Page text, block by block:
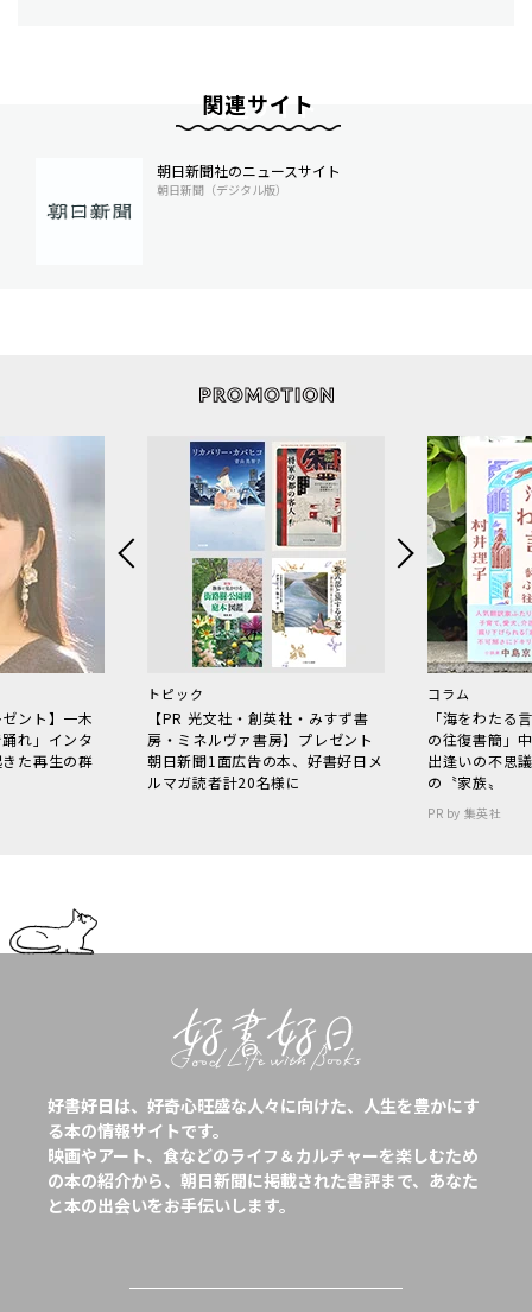
関連サイト
朝日新聞社のニュースサイト
朝日新聞（デジタル版）
ント】一木
れ」インタ
た再生の群
トピック
【PR 光文社・創英社・みすず書
房・ミネルヴァ書房】プレゼント
朝日新聞1面広告の本、好書好日メ
ルマガ読者計20名様に
コラム
「海をわた
の往復書簡」
出逢いの不思
の〝家族〟
PR by 集英社
好書好日は、好奇心旺盛な人々に向けた、人生を豊かにす
る本の情報サイトです。
映画やアート、食などのライフ＆カルチャーを楽しむため
の本の紹介から、朝日新聞に掲載された書評まで、あなた
と本の出会いをお手伝いします。